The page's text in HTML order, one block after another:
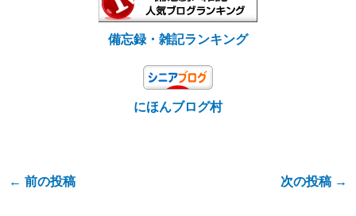
備忘録・雑記ランキング
にほんブログ村
← 前の投稿 次の投稿 →